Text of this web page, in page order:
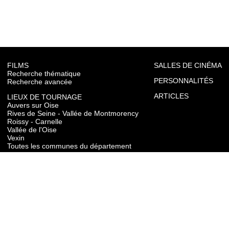
FILMS
Recherche thématique
Recherche avancée
LIEUX DE TOURNAGE
Auvers sur Oise
Rives de Seine - Vallée de Montmorency
Roissy - Carnelle
Vallée de l'Oise
Vexin
Toutes les communes du département
SALLES DE CINÉMA
PERSONNALITÉS
ARTICLES